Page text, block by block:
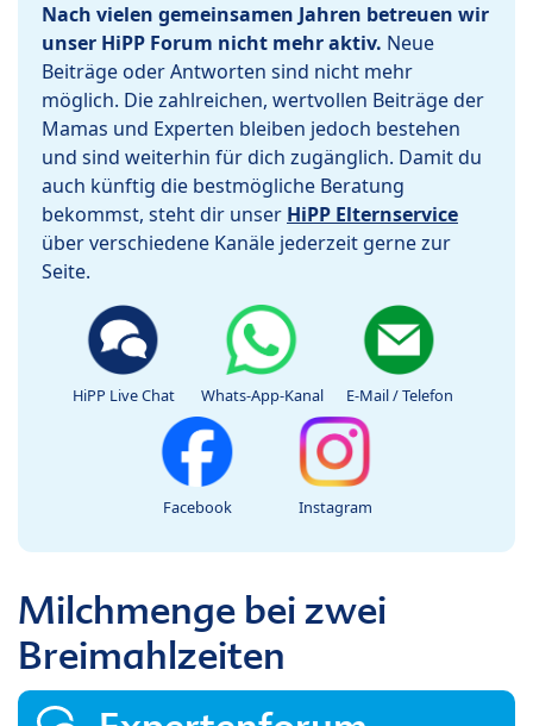
Nach vielen gemeinsamen Jahren betreuen wir
unser HiPP Forum nicht mehr aktiv. Neue
Beiträge oder Antworten sind nicht mehr
möglich. Die zahlreichen, wertvollen Beiträge der
Mamas und Experten bleiben jedoch bestehen
und sind weiterhin für dich zugänglich. Damit du
auch künftig die bestmögliche Beratung
bekommst, steht dir unser HiPP Elternservice
über verschiedene Kanäle jederzeit gerne zur
Seite.
HiPP Live Chat Whats-App-Kanal E-Mail / Telefon
Facebook Instagram
Milchmenge bei zwei
Breimahlzeiten